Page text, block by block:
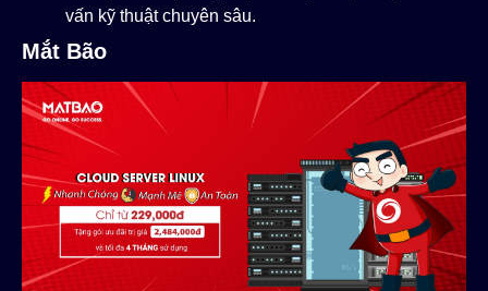
vấn kỹ thuật chuyên sâu.
Mắt Bão